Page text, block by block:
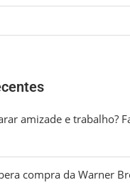
amizade e trabalho?
compra da Warner